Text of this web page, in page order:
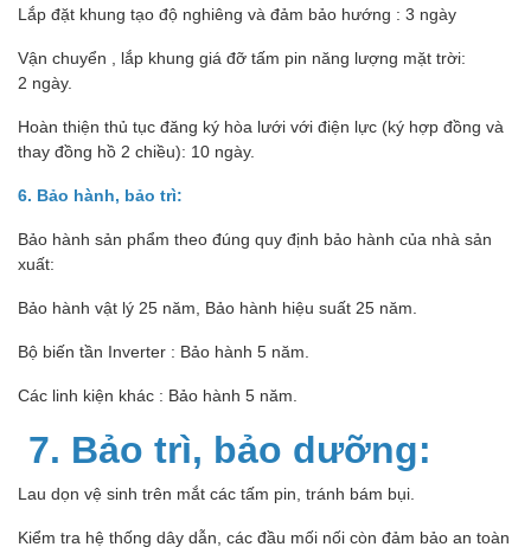
Lắp đặt khung tạo độ nghiêng và đảm bảo hướng : 3 ngày
Vận chuyển , lắp khung giá đỡ tấm pin năng lượng mặt trời:
2 ngày.
Hoàn thiện thủ tục đăng ký hòa lưới với điện lực (ký hợp đồng và
thay đồng hồ 2 chiều): 10 ngày.
6. Bảo hành, bảo trì:
Bảo hành sản phẩm theo đúng quy định bảo hành của nhà sản
xuất:
Bảo hành vật lý 25 năm, Bảo hành hiệu suất 25 năm.
Bộ biến tần Inverter : Bảo hành 5 năm.
Các linh kiện khác : Bảo hành 5 năm.
7. Bảo trì, bảo dưỡng:
Lau dọn vệ sinh trên mắt các tấm pin, tránh bám bụi.
Kiểm tra hệ thống dây dẫn, các đầu mối nối còn đảm bảo an toàn